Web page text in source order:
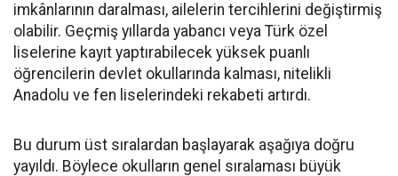
imkânlarının daralması, ailelerin tercihlerini değiştirmiş
olabilir. Geçmiş yıllarda yabancı veya Türk özel
liselerine kayıt yaptırabilecek yüksek puanlı
öğrencilerin devlet okullarında kalması, nitelikli
Anadolu ve fen liselerindeki rekabeti artırdı.
Bu durum üst sıralardan başlayarak aşağıya doğru
yayıldı. Böylece okulların genel sıralaması büyük